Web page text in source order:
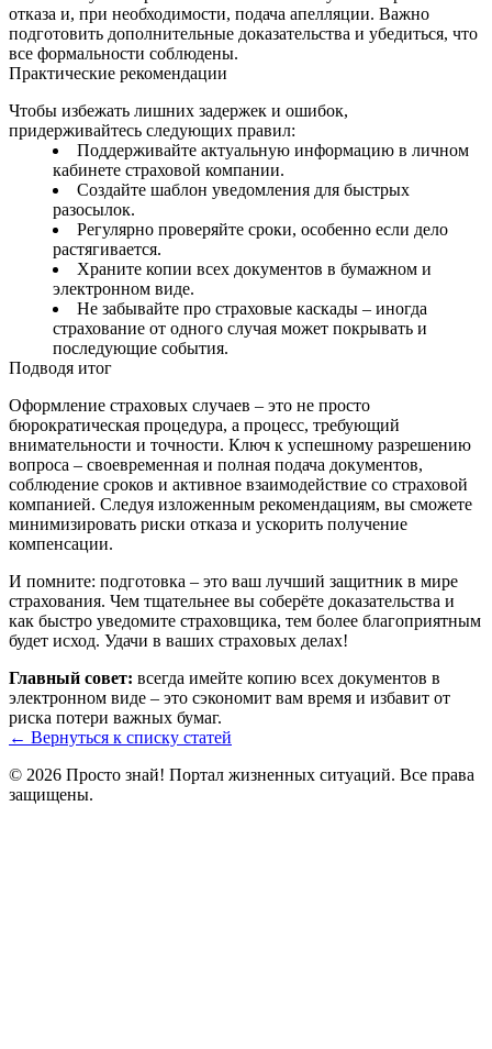
отказа и, при необходимости, подача апелляции. Важно
подготовить дополнительные доказательства и убедиться, что
все формальности соблюдены.
Практические рекомендации
Чтобы избежать лишних задержек и ошибок,
придерживайтесь следующих правил:
Поддерживайте актуальную информацию в личном
кабинете страховой компании.
Создайте шаблон уведомления для быстрых
разосылок.
Регулярно проверяйте сроки, особенно если дело
растягивается.
Храните копии всех документов в бумажном и
электронном виде.
Не забывайте про страховые каскады – иногда
страхование от одного случая может покрывать и
последующие события.
Подводя итог
Оформление страховых случаев – это не просто
бюрократическая процедура, а процесс, требующий
внимательности и точности. Ключ к успешному разрешению
вопроса – своевременная и полная подача документов,
соблюдение сроков и активное взаимодействие со страховой
компанией. Следуя изложенным рекомендациям, вы сможете
минимизировать риски отказа и ускорить получение
компенсации.
И помните: подготовка – это ваш лучший защитник в мире
страхования. Чем тщательнее вы соберёте доказательства и
как быстро уведомите страховщика, тем более благоприятным
будет исход. Удачи в ваших страховых делах!
Главный совет: всегда имейте копию всех документов в
электронном виде – это сэкономит вам время и избавит от
риска потери важных бумаг.
← Вернуться к списку статей
© 2026 Просто знай! Портал жизненных ситуаций. Все права
защищены.